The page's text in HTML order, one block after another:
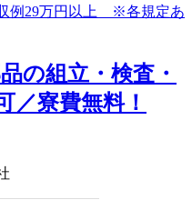
の組立・検査・
／寮費無料！